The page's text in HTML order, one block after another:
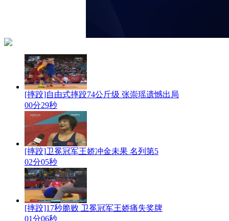
[摔跤]自由式摔跤74公斤级 张崇瑶遗憾出局
00分29秒
[摔跤]卫冕冠军王娇冲金未果 名列第5
02分05秒
[摔跤]17秒脆败 卫冕冠军王娇痛失奖牌
01分06秒